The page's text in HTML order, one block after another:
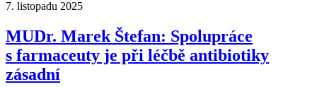
7. listopadu 2025
MUDr. Marek Štefan: Spolupráce
s farmaceuty je při léčbě antibiotiky
zásadní